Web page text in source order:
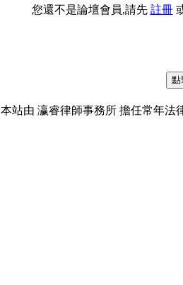
您還不是論壇會員,請先 註冊
本站由 瀛睿律師事務所 擔任常年法